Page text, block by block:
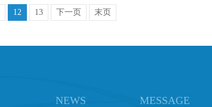
12 13 下一页 末页
NEWS MESSAGE